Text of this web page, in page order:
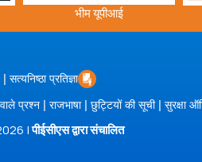
भीम यूपीआई
| सत्यनिष्ठा प्रतिज्ञा
प्रश्न | राजभाषा| छुट्टियों की सूची| सुरक्षा
|पीईसीएस द्वारा संचालित